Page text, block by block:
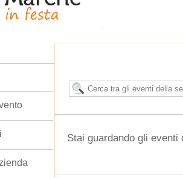
Stai guardando gli